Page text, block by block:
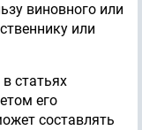
виновного или
или
статьях
его
составлять